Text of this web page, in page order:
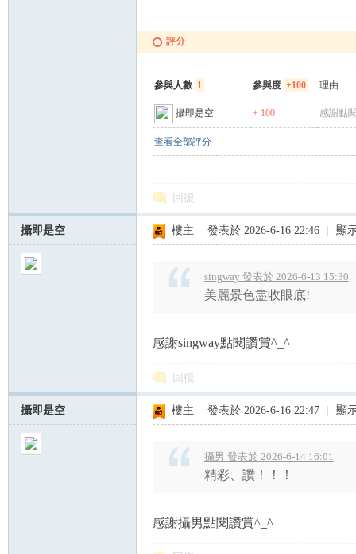
評分
參與人數 1 參與度 +100 理由
攝即是空 + 100 感謝點
查看全部評分
回復
攝即是空 樓主 發表於 2026-6-16 22:46 顯
singway 發表於 2026-6-13 15:30
美麗景色盡收眼底!
感謝singway點閱讚賞^_^
回復
攝即是空 樓主 發表於 2026-6-16 22:47 顯
攝男 發表於 2026-6-14 16:01
精彩、讚！！！
感謝攝男點閱讚賞^_^